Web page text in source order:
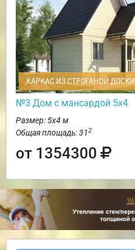
КАРКАС ИЗ СТРОГАНОЙ ДОСКИ
№3 Дом с мансардой 5х4
Размер: 5х4 м
Общая площадь: 312
от 1354300